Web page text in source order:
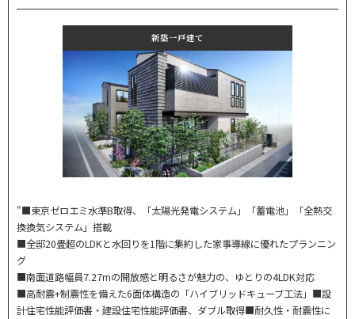
新築一戸建て
"■東京ゼロエミ水準B取得、「太陽光発電システム」「蓄電池」「全熱交
換換気システム」搭載
■全邸20畳超のLDKと水回りを1階に集約した家事導線に優れたプランニン
グ
■南面道路幅員7.27mの開放感と明るさが魅力の、ゆとりの4LDK対応
■高耐震+制震性を備えた6面体構造の「ハイブリッドキューブ工法」■設
計住宅性能評価書・建設住宅性能評価書、ダブル取得■耐久性・耐震性に